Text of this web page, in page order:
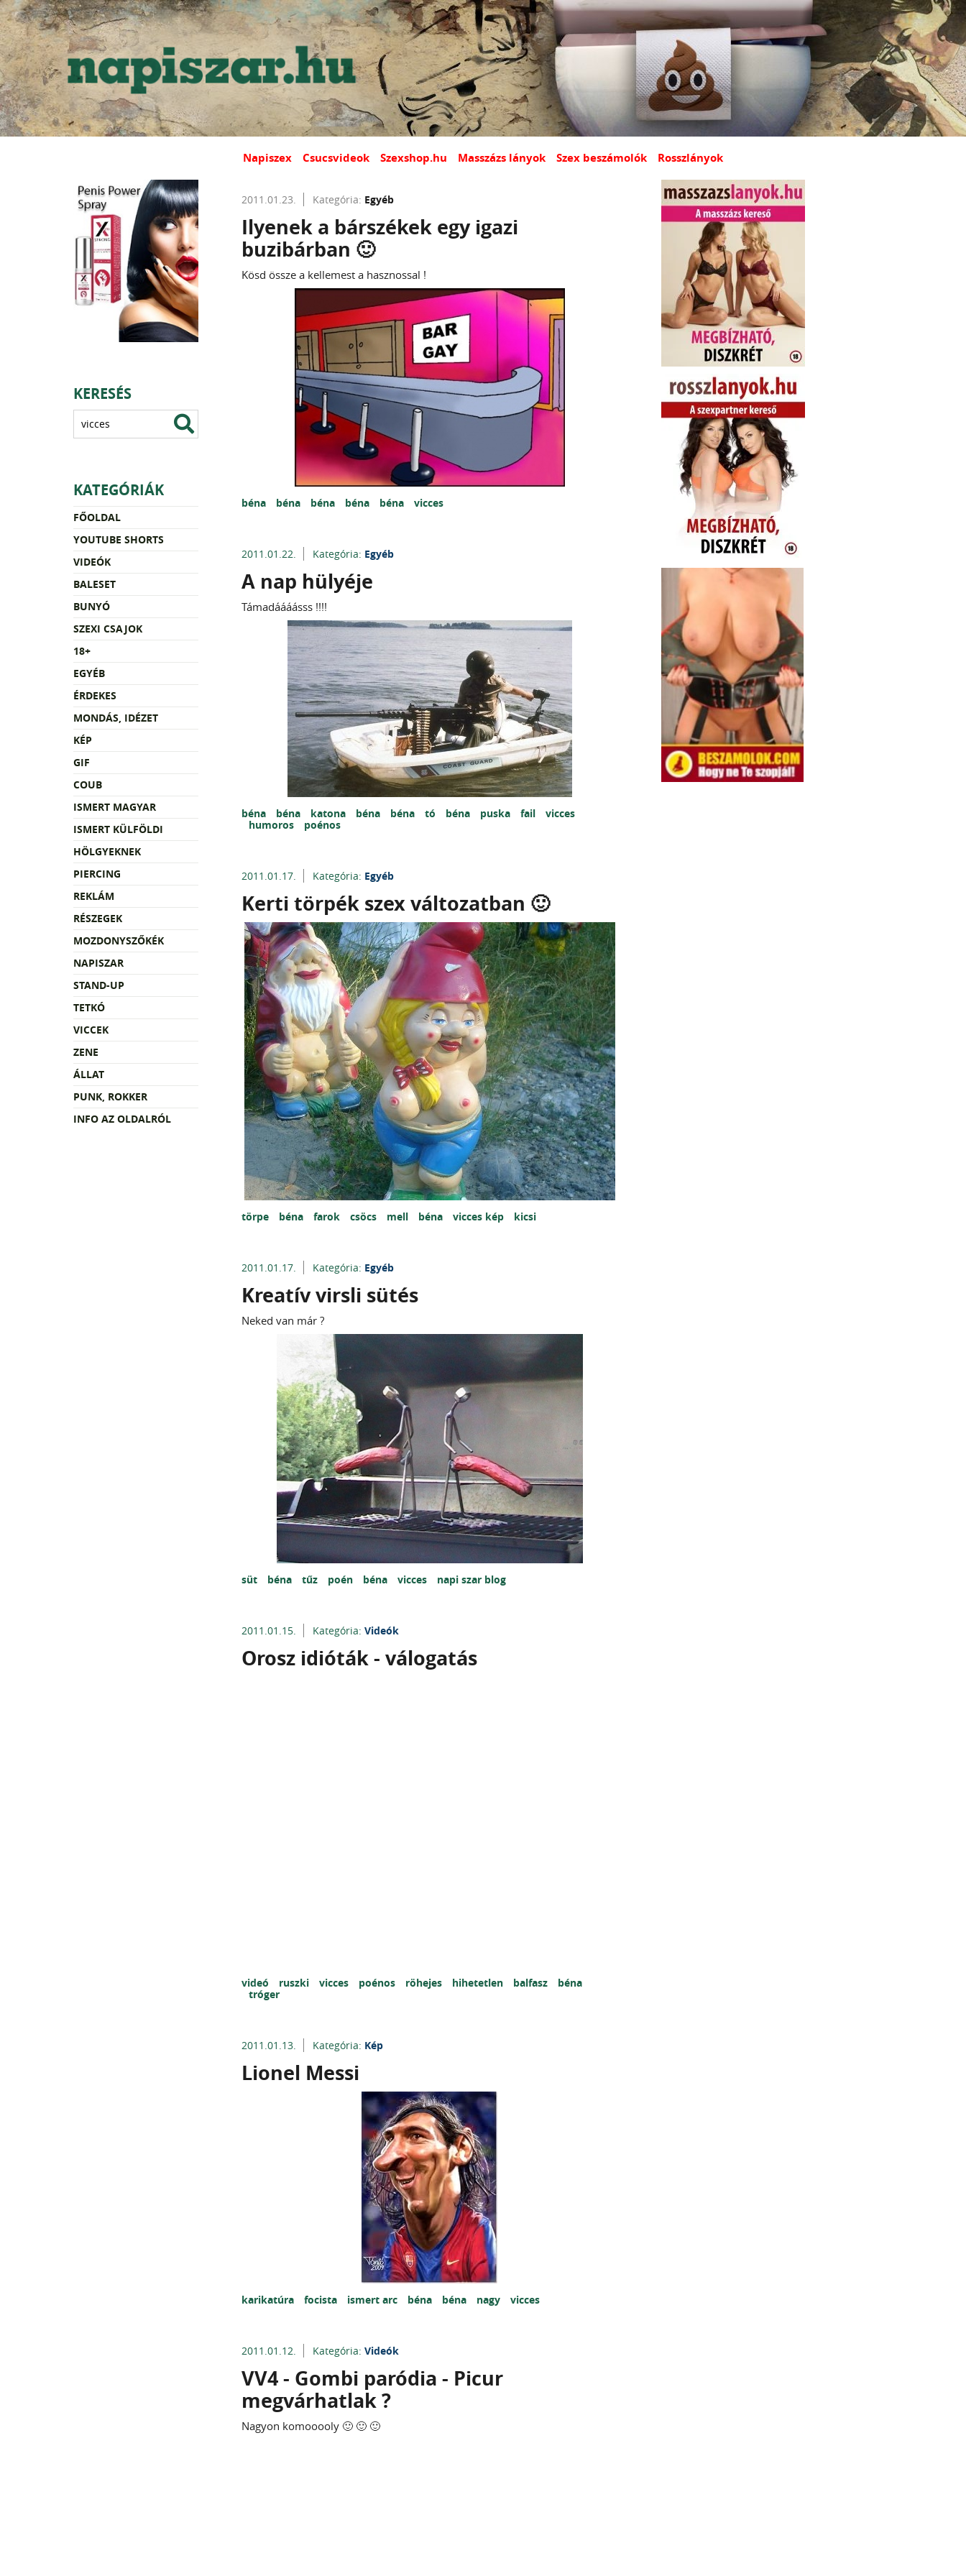
Napiszex Csucsvideok Szexshop.hu Masszázs lányok Szex beszámolók Rosszlányok
KERESÉS
KATEGÓRIÁK
FŐOLDAL
YOUTUBE SHORTS
VIDEÓK
BALESET
BUNYÓ
SZEXI CSAJOK
18+
EGYÉB
ÉRDEKES
MONDÁS, IDÉZET
KÉP
GIF
COUB
ISMERT MAGYAR
ISMERT KÜLFÖLDI
HÖLGYEKNEK
PIERCING
REKLÁM
RÉSZEGEK
MOZDONYSZŐKÉK
NAPISZAR
STAND-UP
TETKÓ
VICCEK
ZENE
ÁLLAT
PUNK, ROKKER
INFO AZ OLDALRÓL
2011.01.23. Kategória: Egyéb
Ilyenek a bárszékek egy igazi
buzibárban 🙂
Kösd össze a kellemest a hasznossal !
béna béna béna béna béna vicces
2011.01.22. Kategória: Egyéb
A nap hülyéje
Támadáááásss !!!!
béna béna katona béna béna tó béna puska fail
vicces
humoros
poénos
2011.01.17. Kategória: Egyéb
Kerti törpék szex változatban 🙂
törpe béna farok csöcs mell béna vicces kép kicsi
2011.01.17. Kategória: Egyéb
Kreatív virsli sütés
Neked van már ?
süt béna tűz poén béna vicces napi szar blog
2011.01.15. Kategória: Videók
Orosz idióták - válogatás
videó ruszki vicces poénos röhejes hihetetlen balfasz
béna
tróger
2011.01.13. Kategória: Kép
Lionel Messi
karikatúra focista ismert arc béna béna nagy vicces
2011.01.12. Kategória: Videók
VV4 - Gombi paródia - Picur
megvárhatlak ?
Nagyon komooooly 🙂 🙂 🙂